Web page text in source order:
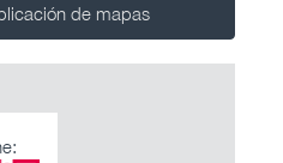
de mapas